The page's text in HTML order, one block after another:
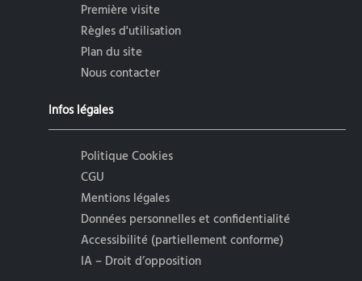
Première visite
Règles d'utilisation
Plan du site
Nous contacter
Infos légales
Politique Cookies
CGU
Mentions légales
Données personnelles et confidentialité
Accessibilité (partiellement conforme)
IA – Droit d’opposition